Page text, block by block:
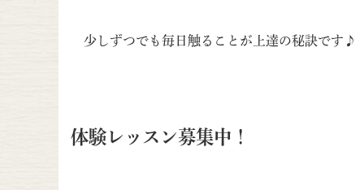
少しずつでも毎日触ることが上達の秘訣です♪
体験レッスン募集中！